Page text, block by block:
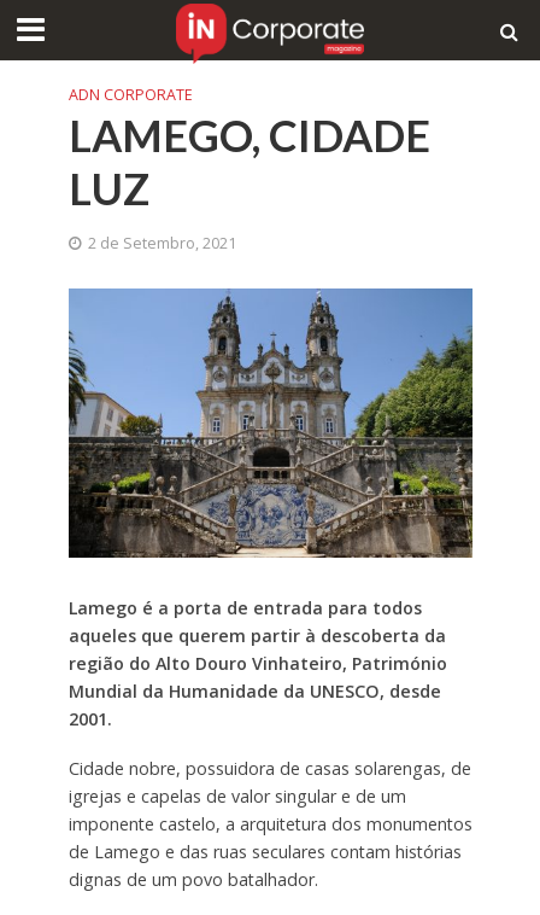
ADN CORPORATE
LAMEGO, CIDADE
LUZ
2 de Setembro, 2021
Lamego é a porta de entrada para todos
aqueles que querem partir à descoberta da
região do Alto Douro Vinhateiro, Património
Mundial da Humanidade da UNESCO, desde
2001.
Cidade nobre, possuidora de casas solarengas, de
igrejas e capelas de valor singular e de um
imponente castelo, a arquitetura dos monumentos
de Lamego e das ruas seculares contam histórias
dignas de um povo batalhador.